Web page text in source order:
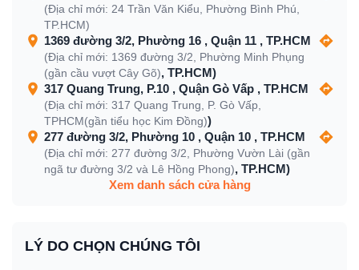
(Địa chỉ mới: 24 Trần Văn Kiểu, Phường Bình Phú,
TP.HCM)
1369 đường 3/2, Phường 16 , Quận 11 , TP.HCM
(Địa chỉ mới: 1369 đường 3/2, Phường Minh Phụng
(gần cầu vượt Cây Gõ), TP.HCM)
317 Quang Trung, P.10 , Quận Gò Vấp , TP.HCM
(Địa chỉ mới: 317 Quang Trung, P. Gò Vấp,
TPHCM(gần tiểu học Kim Đồng))
277 đường 3/2, Phường 10 , Quận 10 , TP.HCM
(Địa chỉ mới: 277 đường 3/2, Phường Vườn Lài (gần
ngã tư đường 3/2 và Lê Hồng Phong), TP.HCM)
Xem danh sách cửa hàng
LÝ DO CHỌN CHÚNG TÔI